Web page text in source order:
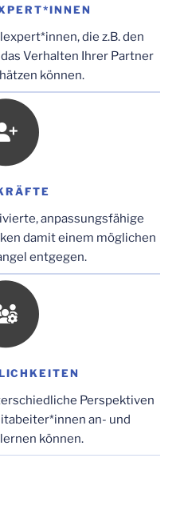
die z.B. den
Verhalten Ihrer Partner
können.
anpassungsfähige
damit einem möglichen
entgegen.
Perspektiven
an- und
können.